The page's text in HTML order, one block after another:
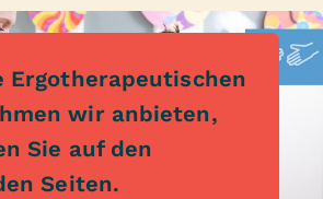
Ergotherapeutischen
wir anbieten,
Sie auf den
Seiten.